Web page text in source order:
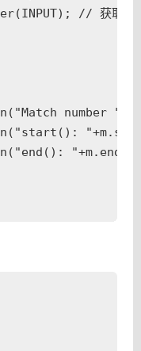
// 获取
number